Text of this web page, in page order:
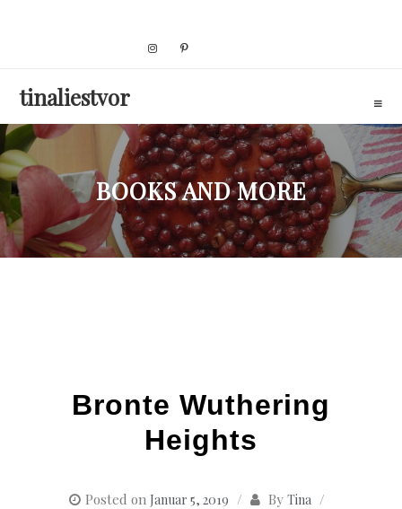
tinaliestvor
BOOKS AND MORE
Bronte Wuthering
Heights
Posted on Januar 5, 2019 By Tina